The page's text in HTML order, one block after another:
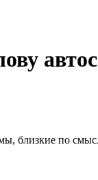
близкие по